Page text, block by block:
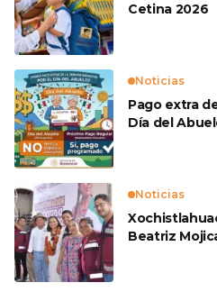
Cetina 2026
Noticias
Pago extra
Día del
Noticias
Beatriz